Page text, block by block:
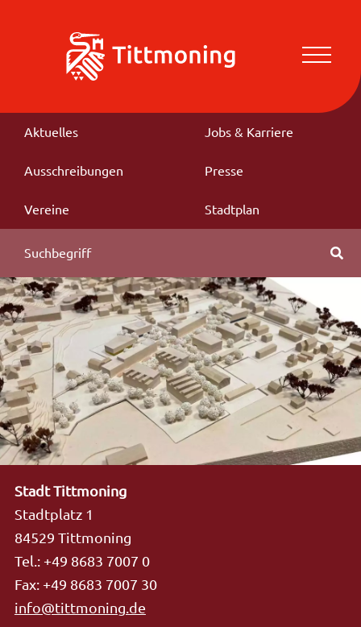
Aktuelles Jobs & Karriere
Ausschreibungen Presse
Vereine Stadtplan
Stadt Tittmoning
Stadtplatz 1
84529 Tittmoning
Tel.: +49 8683 7007 0
Fax: +49 8683 7007 30
info@tittmoning.de